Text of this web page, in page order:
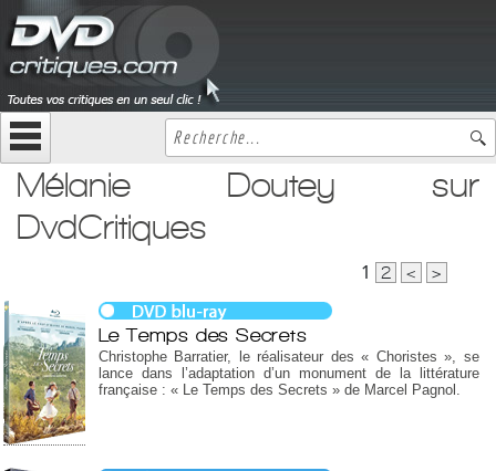
Mélanie Doutey sur
DvdCritiques
1 2 < >
Le Temps des Secrets
Christophe Barratier, le réalisateur des « Choristes », se
lance dans l’adaptation d’un monument de la littérature
française : « Le Temps des Secrets » de Marcel Pagnol.